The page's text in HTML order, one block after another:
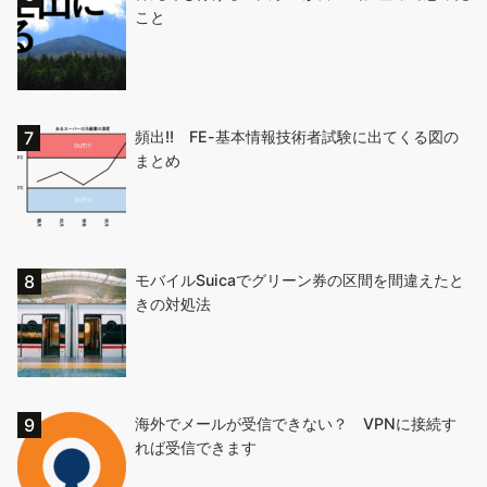
こと
頻出!! FE-基本情報技術者試験に出てくる図の
まとめ
モバイルSuicaでグリーン券の区間を間違えたと
きの対処法
海外でメールが受信できない？ VPNに接続す
れば受信できます